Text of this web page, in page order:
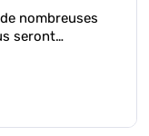
nombreuses
seront…